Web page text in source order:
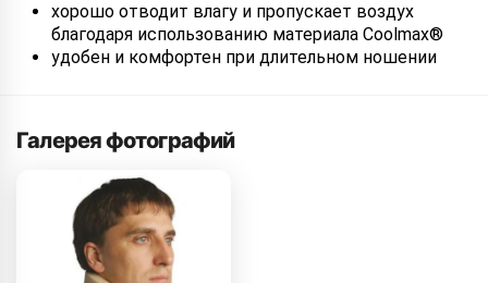
хорошо отводит влагу и пропускает воздух
благодаря использованию материала Coolmax®
удобен и комфортен при длительном ношении
Галерея фотографий